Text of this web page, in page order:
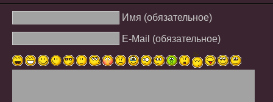
Имя (обязательное)
E-Mail (обязательное)